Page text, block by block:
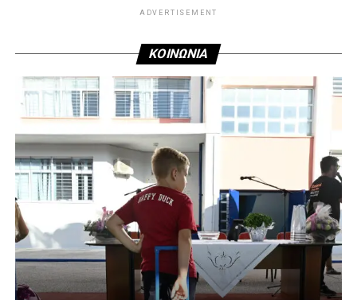
ADVERTISEMENT
ΚΟΙΝΩΝΙΑ